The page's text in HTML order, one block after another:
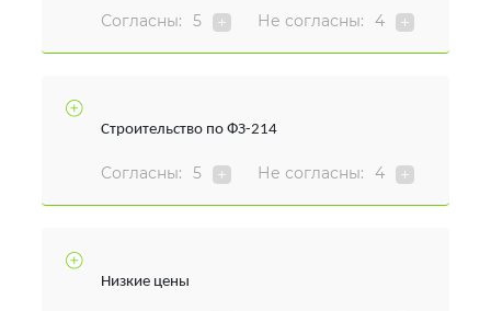
Согласны: 5 Не согласны: 4
Строительство по ФЗ-214
Согласны: 5 Не согласны: 4
Низкие цены